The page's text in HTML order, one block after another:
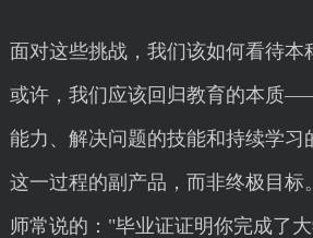
面对这些挑战，我们该如何看待本
或许，我们应该回归教育的本质
能力、解决问题的技能和持续学习
这一过程的副产品，而非终极目标
师常说的："毕业证证明你完成了